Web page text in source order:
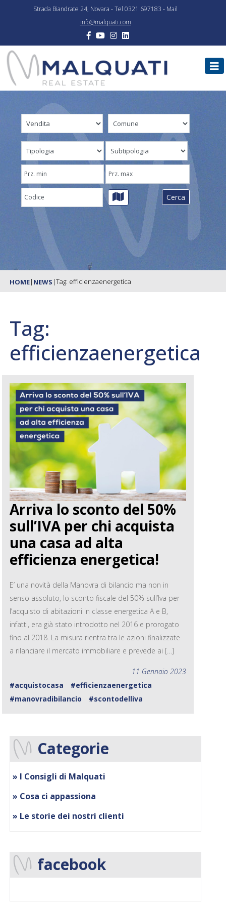
Strada Biandrate 24, Novara - Tel 0321 697183 - Mail
info@malquati.com
HOME| NEWS |Tag: efficienzaenergetica
Tag:
efficienzaenergetica
Arriva lo sconto del 50%
sull’IVA per chi acquista
una casa ad alta
efficienza energetica!
E’ una novità della Manovra di bilancio ma non in
senso assoluto, lo sconto fiscale del 50% sull’Iva per
l’acquisto di abitazioni in classe energetica A e B,
infatti, era già stato introdotto nel 2016 e prorogato
fino al 2018. La misura rientra tra le azioni finalizzate
a rilanciare il mercato immobiliare e prevede ai […]
11 Gennaio 2023
#acquistocasa
#efficienzaenergetica
#manovradibilancio
#scontodelliva
Categorie
» I Consigli di Malquati
» Cosa ci appassiona
» Le storie dei nostri clienti
facebook